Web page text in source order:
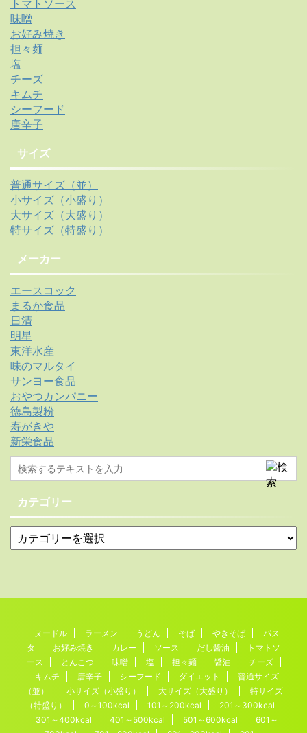
トマトソース
味噌
お好み焼き
担々麺
塩
チーズ
キムチ
シーフード
唐辛子
サイズ
普通サイズ（並）
小サイズ（小盛り）
大サイズ（大盛り）
特サイズ（特盛り）
メーカー
エースコック
まるか食品
日清
明星
東洋水産
味のマルタイ
サンヨー食品
おやつカンパニー
徳島製粉
寿がきや
新栄食品
カテゴリー
ヌードル ラーメン うどん そば やきそば
パス
タ
お好み焼き カレー ソース だし醤油
トマトソ
ース
とんこつ 味噌 塩 担々麺 醤油
チーズ
キムチ
唐辛子 シーフード ダイエット
普通サイズ
（並）
小サイズ（小盛り） 大サイズ（大盛り）
特サイズ
（特盛り）
0～100kcal 101～200kcal
201～300kcal
301～400kcal
401～500kcal 501～600kcal
601～